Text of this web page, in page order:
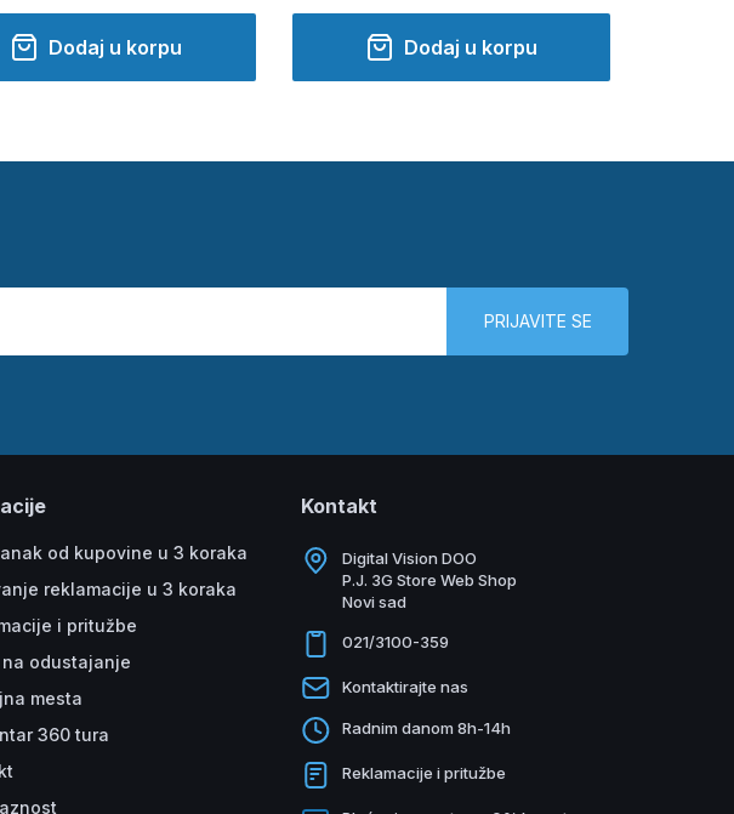
Dodaj u korpu Dodaj u korpu
PRIJAVITE SE
od kupovine u 3 koraka
reklamacije u 3 koraka
i pritužbe
na odustajanje
mesta
360 tura
Kontakt
Digital Vision DOO
P.J. 3G Store Web Shop
Novi sad
021/3100-359
Kontaktirajte nas
Radnim danom 8h-14h
Reklamacije i pritužbe